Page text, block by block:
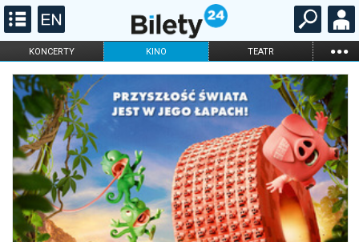
KONCERTY KINO TEATR ...
FILHARMONIA OPERA I BALET
STAND-UP
DLA DZIECI
ONLINE KARNETY